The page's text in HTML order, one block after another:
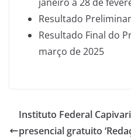
Resultado
Resultado Final do
março de 2025
Instituto Federal
presencial gratuito